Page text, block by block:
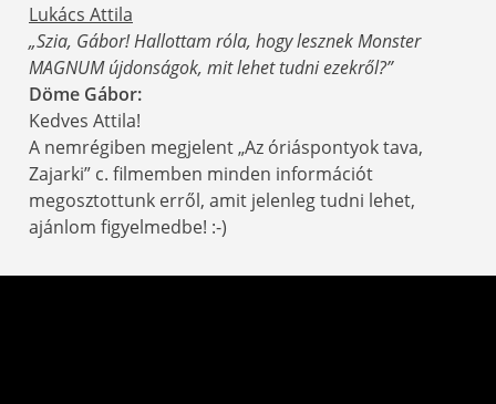
Lukács Attila
„Szia, Gábor! Hallottam róla, hogy lesznek Monster
MAGNUM újdonságok, mit lehet tudni ezekről?”
Döme Gábor:
Kedves Attila!
A nemrégiben megjelent „Az óriáspontyok tava,
Zajarki” c. filmemben minden információt
megosztottunk erről, amit jelenleg tudni lehet,
ajánlom figyelmedbe! :-)